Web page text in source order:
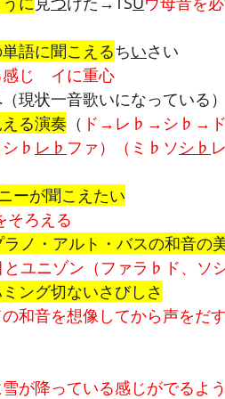
語に聞こえるちいさい
じ　イに重心
音歌いになっている）
る演奏 （ ド→レ♭→シ♭→ド
♭ レ♭ ファ）（ミ♭ソシ♭
ーが聞こえたい
そろえる
ノ・アルト・バスの和音の
ユニゾン（ファラ♭ド、ソ
ング切ないさびしさ
を想像してから声をだす
が降っている感じがでるよ